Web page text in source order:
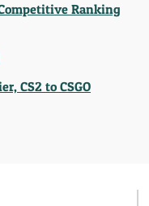
Competitive Ranking
CS2 to CSGO